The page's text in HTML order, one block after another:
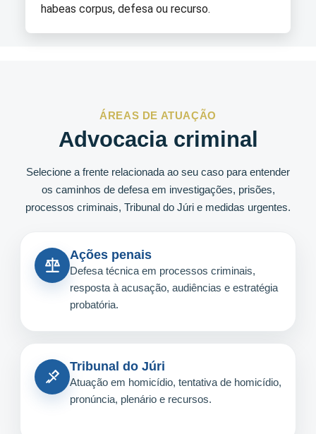
habeas corpus, defesa ou recurso.
ÁREAS DE ATUAÇÃO
Advocacia criminal
Selecione a frente relacionada ao seu caso para entender
os caminhos de defesa em investigações, prisões,
processos criminais, Tribunal do Júri e medidas urgentes.
Ações penais
Defesa técnica em processos criminais,
resposta à acusação, audiências e estratégia
probatória.
Tribunal do Júri
Atuação em homicídio, tentativa de homicídio,
pronúncia, plenário e recursos.